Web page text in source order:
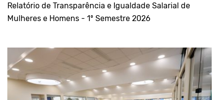
Relatório de Transparência e Igualdade Salarial de
Mulheres e Homens - 1º Semestre 2026